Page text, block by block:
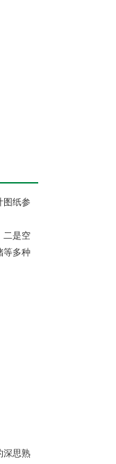
图纸参
二是空
等多种
深思熟